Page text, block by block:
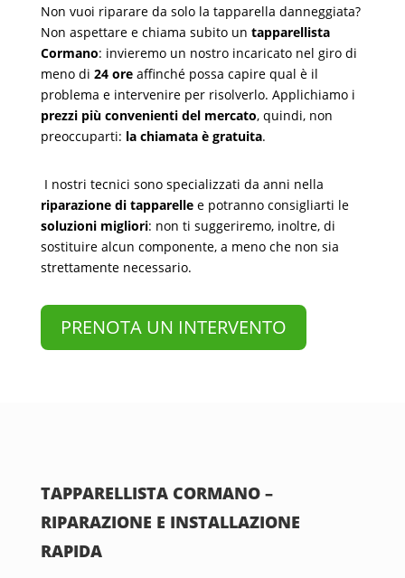
Non vuoi riparare da solo la tapparella danneggiata?
Non aspettare e chiama subito un tapparellista
Cormano: invieremo un nostro incaricato nel giro di
meno di 24 oreaffinché possa capire qual è il
problema e intervenire per risolverlo. Applichiamo i
prezzi più convenienti del mercato, quindi, non
preoccuparti: la chiamata è gratuita.
I nostri tecnici sono specializzati da anni nella
riparazione di tapparellee potranno consigliarti le
soluzioni migliori: non ti suggeriremo, inoltre, di
sostituire alcun componente, a meno che non sia
strettamente necessario.
PRENOTA UN INTERVENTO
TAPPARELLISTA CORMANO –
RIPARAZIONE E INSTALLAZIONE
RAPIDA